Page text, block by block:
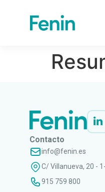
Contacto
info@fenin.es
C/ Villanueva, 20 -
915 759 800